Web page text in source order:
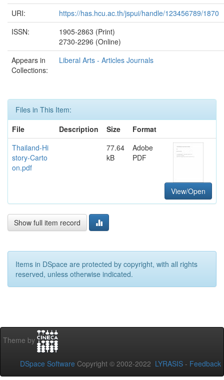
URI:
https://has.hcu.ac.th/jspui/handle/123456789/1870
ISSN:
1905-2863 (Print)
2730-2296 (Online)
Appears in
Collections:
Liberal Arts - Articles Journals
Files in This Item:
File
Description Size
Format
Thailand-Hi
story-Carto
on.pdf
77.64
kB
Adobe
PDF
View/Open
Show full item record
Items in DSpace are protected by copyright, with all rights
reserved, unless otherwise indicated.
Theme by
DSpace Software Copyright © 2002-2022 LYRASIS - Feedback